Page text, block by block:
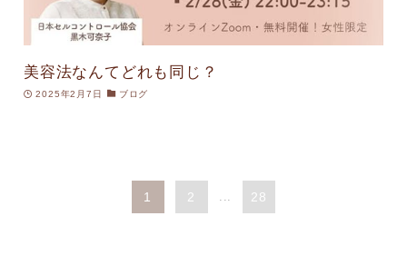
美容法なんてどれも同じ？
2025年2月7日 ブログ
1 2 ... 28